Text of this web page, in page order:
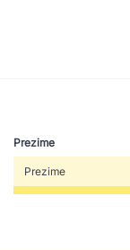
Prezime